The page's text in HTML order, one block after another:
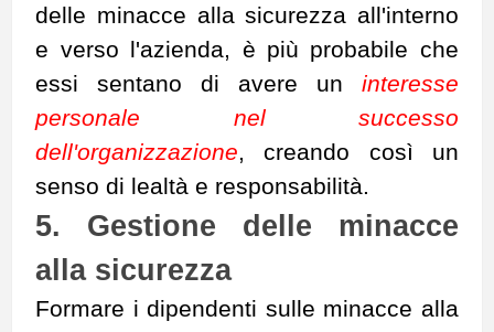
delle minacce alla sicurezza all'interno
e verso l'azienda, è più probabile che
essi sentano di avere un interesse
personale nel successo
dell'organizzazione, creando così un
senso di lealtà e responsabilità.
5. Gestione delle minacce
alla sicurezza
Formare i dipendenti sulle minacce alla